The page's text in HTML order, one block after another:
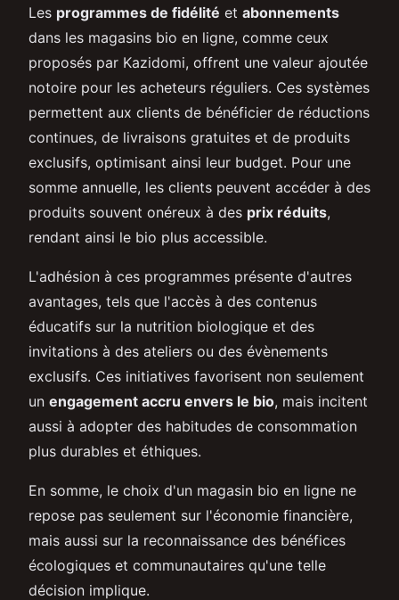
Les programmes de fidélité et abonnements
dans les magasins bio en ligne, comme ceux
proposés par Kazidomi, offrent une valeur ajoutée
notoire pour les acheteurs réguliers. Ces systèmes
permettent aux clients de bénéficier de réductions
continues, de livraisons gratuites et de produits
exclusifs, optimisant ainsi leur budget. Pour une
somme annuelle, les clients peuvent accéder à des
produits souvent onéreux à des prix réduits,
rendant ainsi le bio plus accessible.
L'adhésion à ces programmes présente d'autres
avantages, tels que l'accès à des contenus
éducatifs sur la nutrition biologique et des
invitations à des ateliers ou des évènements
exclusifs. Ces initiatives favorisent non seulement
un engagement accru envers le bio, mais incitent
aussi à adopter des habitudes de consommation
plus durables et éthiques.
En somme, le choix d'un magasin bio en ligne ne
repose pas seulement sur l'économie financière,
mais aussi sur la reconnaissance des bénéfices
écologiques et communautaires qu'une telle
décision implique.